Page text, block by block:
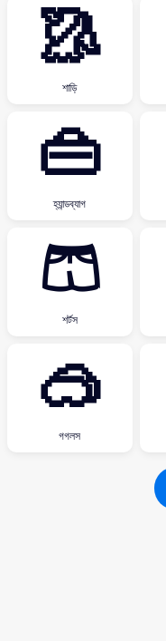
🥻
শাড়ি
👜
হ্যান্ডব্যাগ
🩳
শর্টস
🥽
গগলস